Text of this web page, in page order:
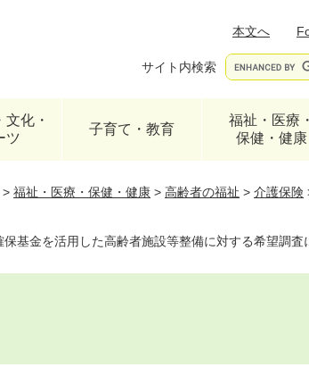
本文へ
サイト内検索
化・
ツ
子育て・教育
福祉・医療・
保健・健康
> 福祉・医療・保健・健康 > 高齢者の福祉 > 介護保険
基金を活用した高齢者施設等整備に対する希望調査